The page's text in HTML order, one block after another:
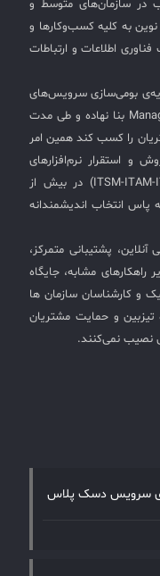
در سازمان‌های متوسط و
به کلیه کسب‌وکارها و
اطلاعات و ارتباطات
بومی‌سازی سرویس‌های
نوین تحت وب، به ویژه محصولات ManageEngine بنا نهاده و طی مدت
را کسب کند همین امر
استقرار نرم‌افزارهای
حوزه‌ی(ITSM-ITAM-ITOM-COBIT-WSM-ISO20000-SIEM) در بیش از
پاس انتخاب اندیشمندانه
پشتیبانی متمرکز،
مشابه، جایگاه
و کارشناسان سازمان ها
و حمایت مشتریان
نصیب نمی‌کنند.
سرویس دسک پلاس